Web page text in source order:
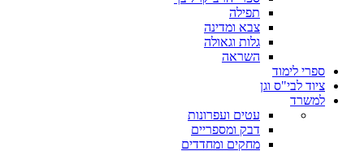
תפילה
צבא ומדינה
גלות וגאולה
השראה
ספרי לימוד
ציוד לבי"ס וגן
למשרד
עטים ועפרונות
דבק ומספריים
מחקים ומחדדים